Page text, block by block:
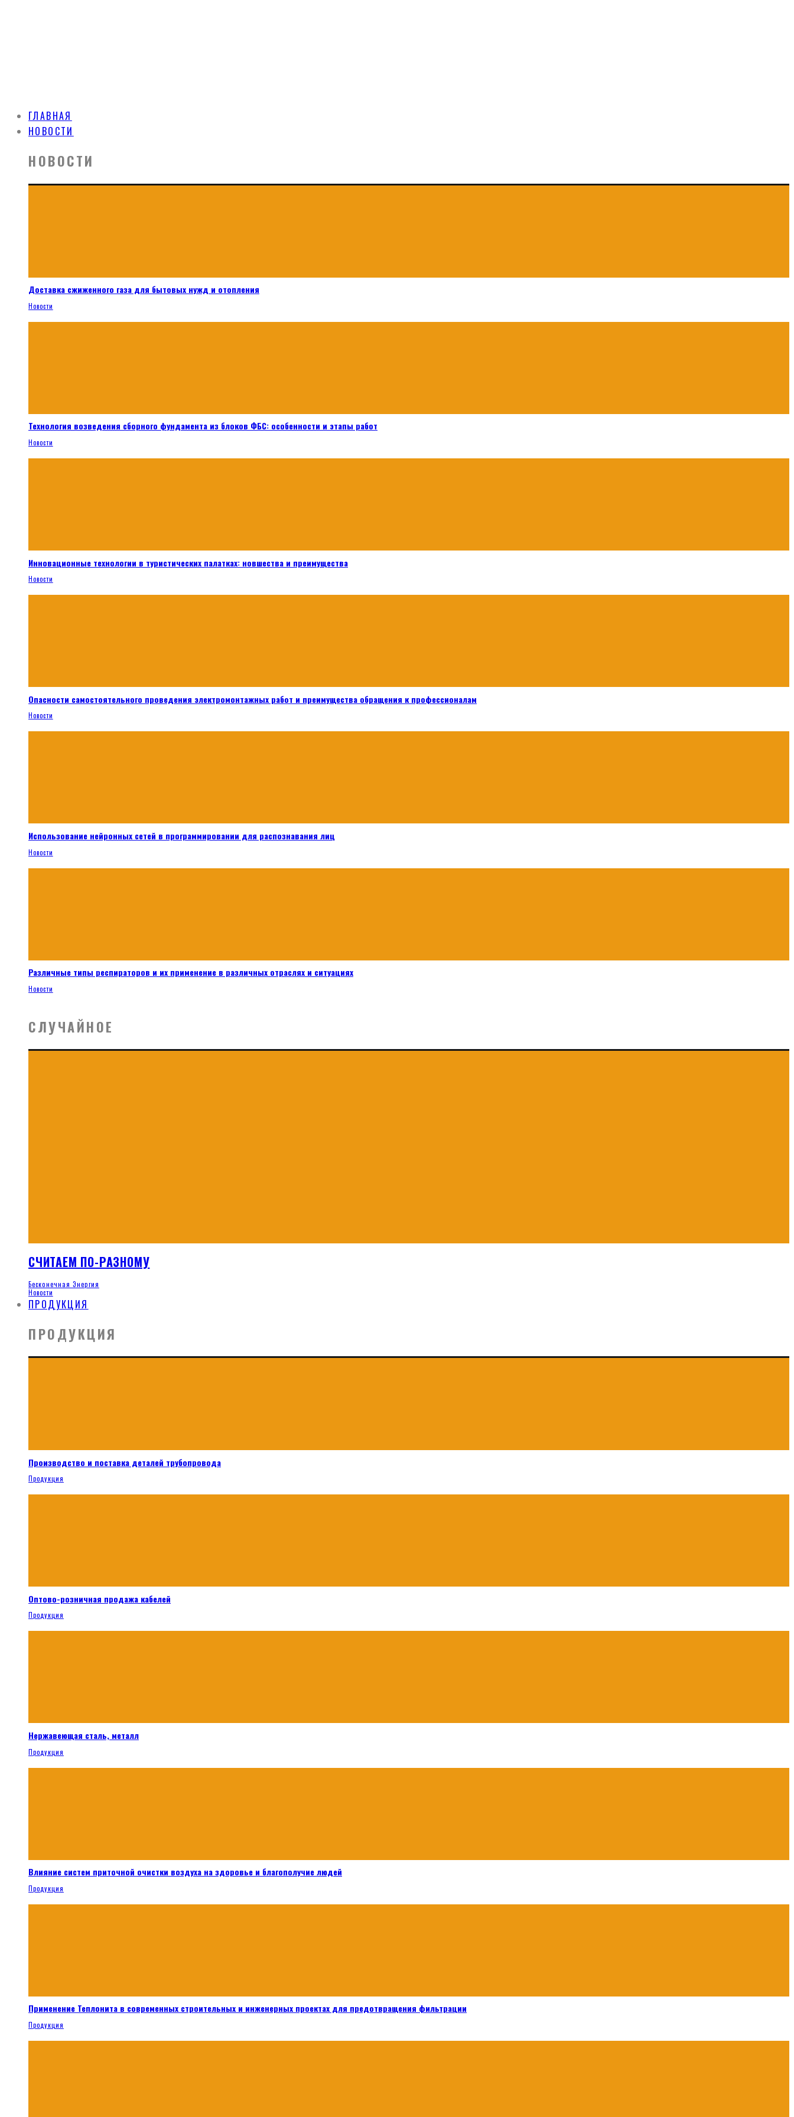
ГЛАВНАЯ
НОВОСТИ
НОВОСТИ
Доставка сжиженного газа для бытовых нужд и отопления
Новости
Технология возведения сборного фундамента из блоков ФБС: особенности и этапы работ
Новости
Инновационные технологии в туристических палатках: новшества и преимущества
Новости
Опасности самостоятельного проведения электромонтажных работ и преимущества обращения к профессионалам
Новости
Использование нейронных сетей в программировании для распознавания лиц
Новости
Различные типы респираторов и их применение в различных отраслях и ситуациях
Новости
СЛУЧАЙНОЕ
СЧИТАЕМ ПО-РАЗНОМУ
Бесконечная Энергия
Новости
ПРОДУКЦИЯ
ПРОДУКЦИЯ
Производство и поставка деталей трубопровода
Продукция
Оптово-розничная продажа кабелей
Продукция
Нержавеющая сталь, металл
Продукция
Влияние систем приточной очистки воздуха на здоровье и благополучие людей
Продукция
Применение Теплонита в современных строительных и инженерных проектах для предотвращения фильтрации
Продукция